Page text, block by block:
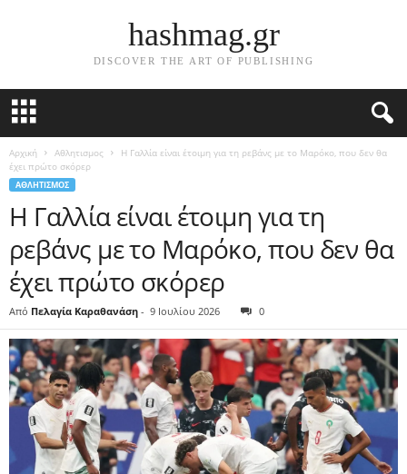
hashmag.gr
DISCOVER THE ART OF PUBLISHING
Αρχική Αθλητισμος
Η Γαλλία είναι έτοιμη για τη ρεβάνς με το Μαρόκο, που δεν θα
έχει πρώτο σκόρερ
ΑΘΛΗΤΙΣΜΟΣ
Η Γαλλία είναι έτοιμη για τη
ρεβάνς με το Μαρόκο, που δεν θα
έχει πρώτο σκόρερ
Από Πελαγία Καραθανάση - 9 Ιουλίου 2026 0